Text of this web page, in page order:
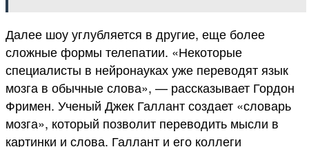
Далее шоу углубляется в другие, еще более
сложные формы телепатии. «Некоторые
специалисты в нейронауках уже переводят язык
мозга в обычные слова», — рассказывает Гордон
Фримен. Ученый Джек Галлант создает «словарь
мозга», который позволит переводить мысли в
картинки и слова. Галлант и его коллеги